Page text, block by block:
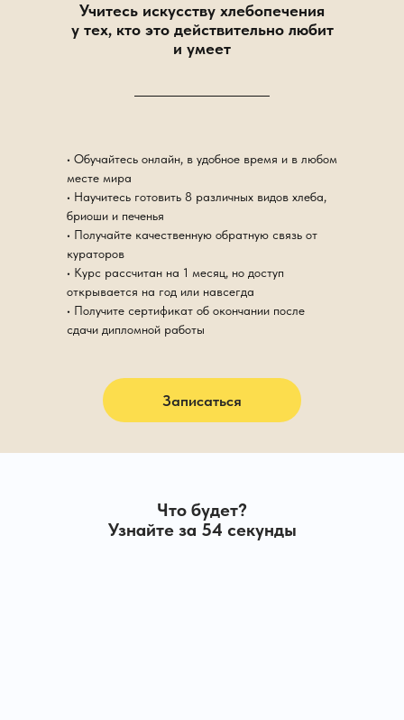
Учитесь искусству хлебопечения
у тех, кто это действительно любит
и умеет
• Обучайтесь онлайн, в удобное время и в любом
месте мира
• Научитесь готовить 8 различных видов хлеба,
бриоши и печенья
• Получайте качественную обратную связь от
кураторов
• Курс рассчитан на 1 месяц, но доступ
открывается на год или навсегда
• Получите сертификат об окончании после
сдачи дипломной работы
Записаться
Что будет?
Узнайте за 54 секунды